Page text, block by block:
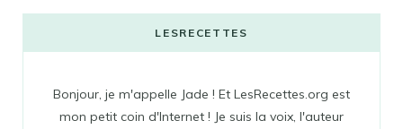
LESRECETTES
Bonjour, je m'appelle Jade ! Et LesRecettes.org est
mon petit coin d'Internet ! Je suis la voix, l'auteur